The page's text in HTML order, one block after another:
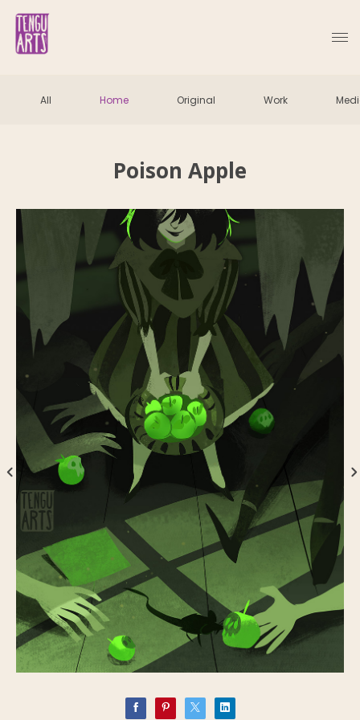
All Home Original Work
Poison Apple